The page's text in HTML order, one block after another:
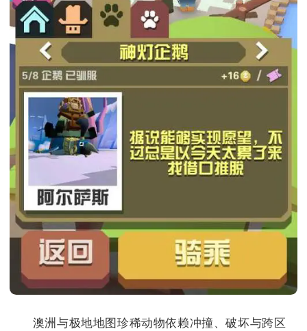
澳洲与极地地图珍稀动物依赖冲撞、破坏与跨区